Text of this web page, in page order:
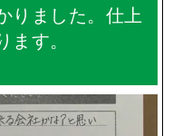
りました。仕上
す。